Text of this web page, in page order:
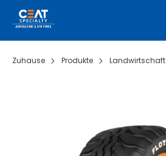
Zuhause Produkte Landwirtschaft